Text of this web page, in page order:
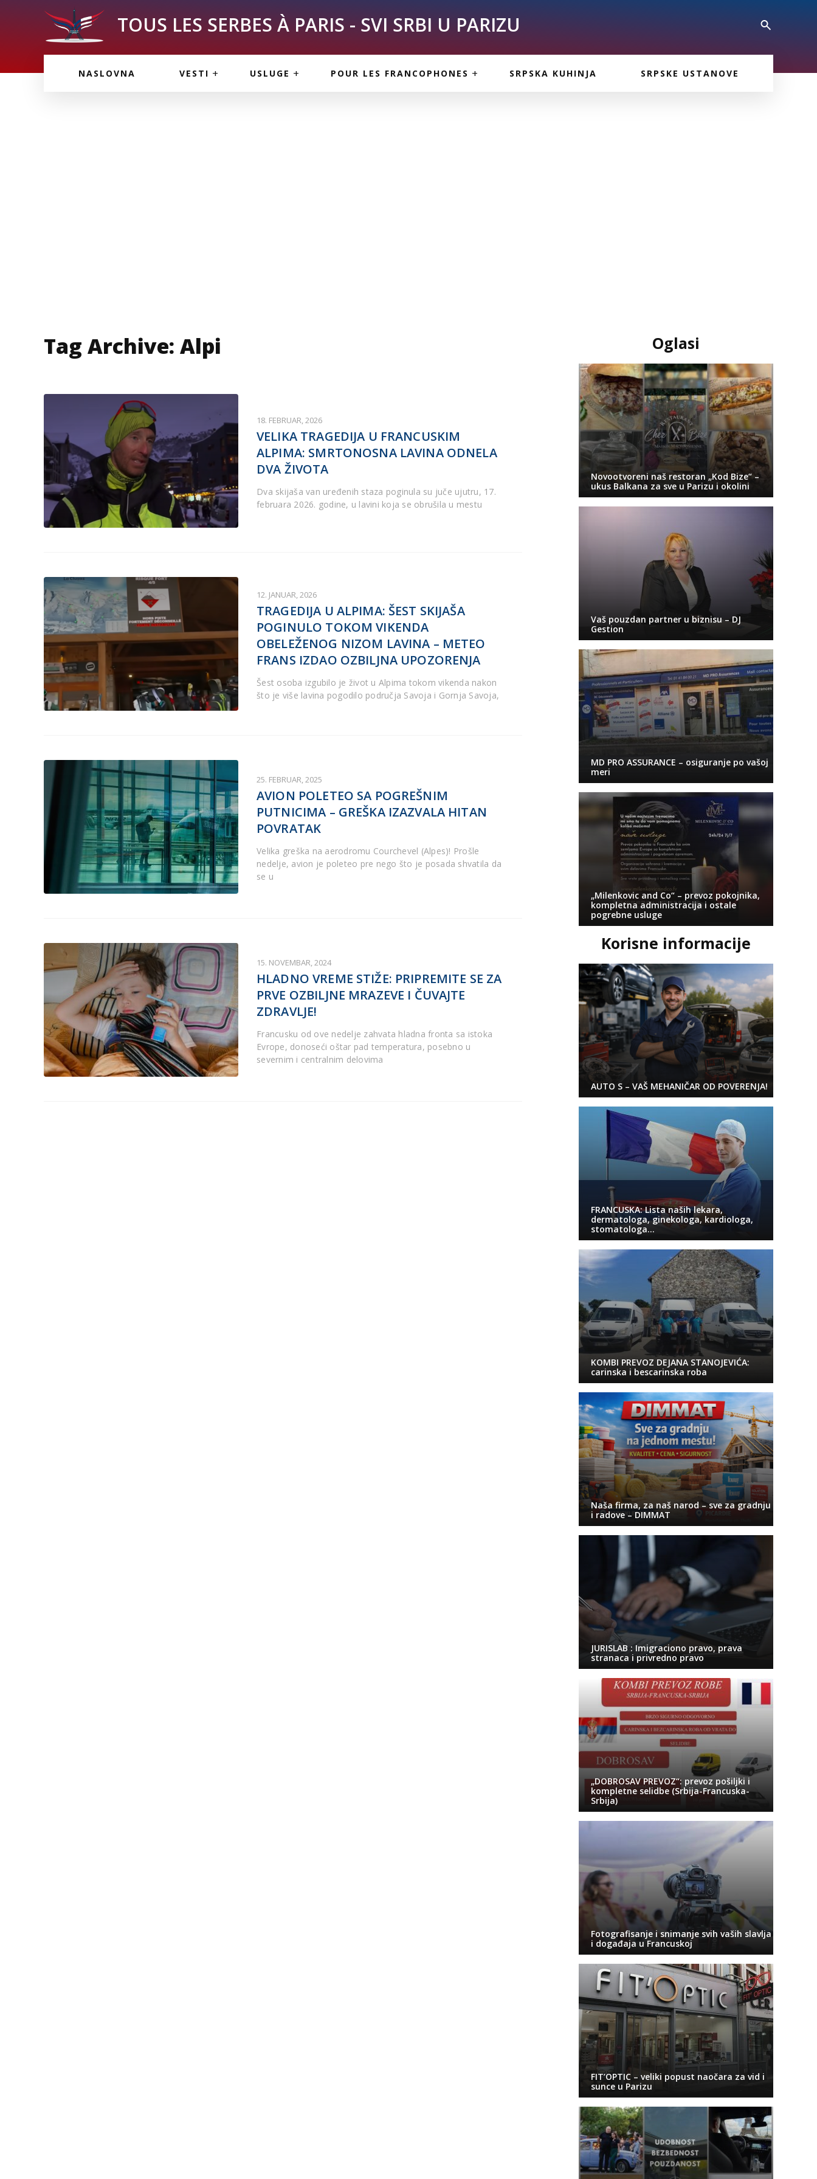
TOUS LES SERBES À PARIS - SVI SRBI U PARIZU
NASLOVNA VESTI USLUGE POUR LES FRANCOPHONES
PARIS
SRPSKA KUHINJA SRPSKE USTANOVE
Tag Archive: Alpi
18. FEBRUAR, 2026
VELIKA TRAGEDIJA U FRANCUSKIM
ALPIMA: SMRTONOSNA LAVINA ODNELA
DVA ŽIVOTA
Dva skijaša van uređenih staza poginula su juče ujutru, 17.
februara 2026. godine, u lavini koja se obrušila u mestu
12. JANUAR, 2026
TRAGEDIJA U ALPIMA: ŠEST SKIJAŠA
POGINULO TOKOM VIKENDA
OBELEŽENOG NIZOM LAVINA – METEO
FRANS IZDAO OZBILJNA UPOZORENJA
Šest osoba izgubilo je život u Alpima tokom vikenda nakon
što je više lavina pogodilo područja Savoja i Gornja Savoja,
25. FEBRUAR, 2025
AVION POLETEO SA POGREŠNIM
PUTNICIMA – GREŠKA IZAZVALA HITAN
POVRATAK
Velika greška na aerodromu Courchevel (Alpes)! Prošle
nedelje, avion je poleteo pre nego što je posada shvatila da
se u
15. NOVEMBAR, 2024
HLADNO VREME STIŽE: PRIPREMITE SE ZA
PRVE OZBILJNE MRAZEVE I ČUVAJTE
ZDRAVLJE!
Francusku od ove nedelje zahvata hladna fronta sa istoka
Evrope, donoseći oštar pad temperatura, posebno u
severnim i centralnim delovima
Oglasi
Novootvoreni naš restoran „Kod Bize“ –
ukus Balkana za sve u Parizu i okolini
Vaš pouzdan partner u biznisu – DJ
Gestion
MD PRO ASSURANCE – osiguranje po vašoj
meri
„Milenkovic and Co“ – prevoz pokojnika,
kompletna administracija i ostale
pogrebne usluge
Korisne informacije
AUTO S – VAŠ MEHANIČAR OD POVERENJA!
FRANCUSKA: Lista naših lekara,
dermatologa, ginekologa, kardiologa,
stomatologa…
KOMBI PREVOZ DEJANA STANOJEVIĆA:
carinska i bescarinska roba
Naša firma, za naš narod – sve za gradnju
i radove – DIMMAT
JURISLAB : Imigraciono pravo, prava
stranaca i privredno pravo
„DOBROSAV PREVOZ“: prevoz pošiljki i
kompletne selidbe (Srbija-Francuska-
Srbija)
Fotografisanje i snimanje svih vaših slavlja
i događaja u Francuskoj
FIT’OPTIC – veliki popust naočara za vid i
sunce u Parizu